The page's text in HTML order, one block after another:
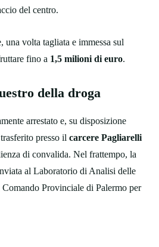
del centro.
una volta tagliata e immessa sul
fino a 1,5 milioni di euro.
della droga
arrestato e, su disposizione
presso il carcere Pagliarelli
di convalida. Nel frattempo, la
al Laboratorio di Analisi delle
Comando Provinciale di Palermo per